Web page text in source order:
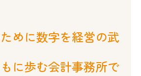
めに数字を経営の武
に歩む会計事務所で